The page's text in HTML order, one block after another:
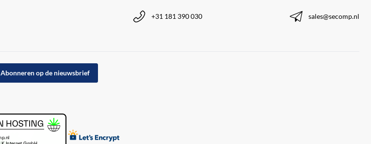
+31 181 390 030 sales@secomp.nl
Abonneren op de nieuwsbrief